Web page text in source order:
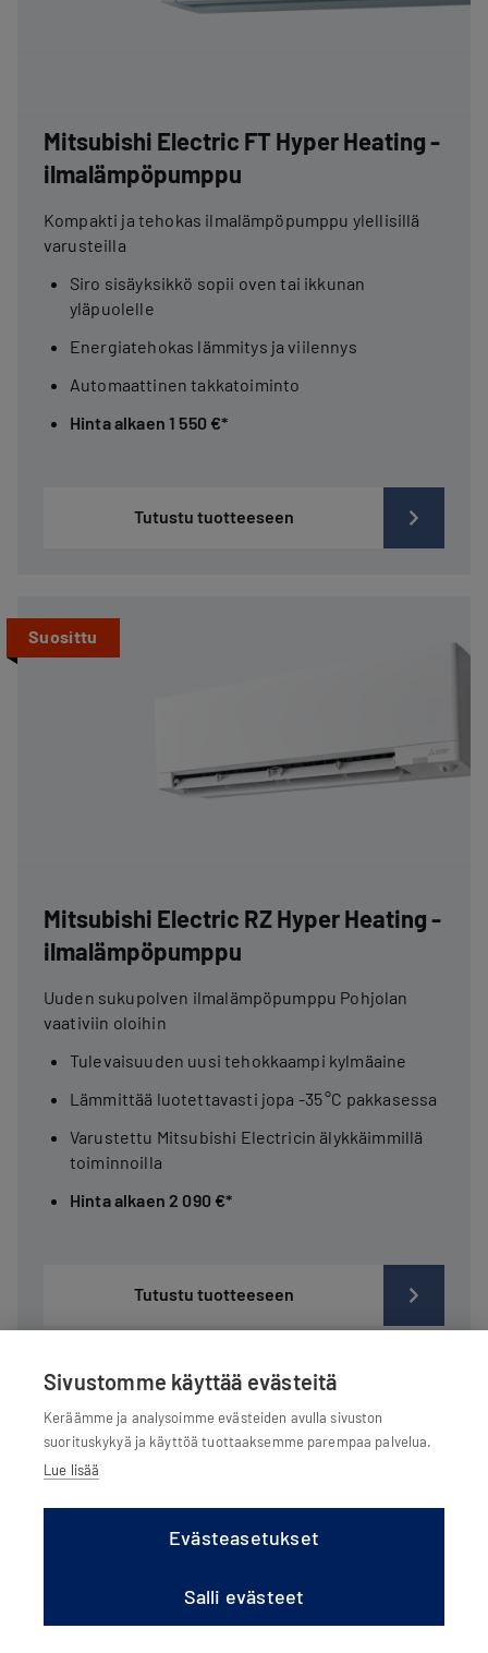
Mitsubishi Electric FT Hyper Heating -
ilmalämpöpumppu
Kompakti ja tehokas ilmalämpöpumppu ylellisillä
varusteilla
Siro sisäyksikkö sopii oven tai ikkunan
yläpuolelle
Energiatehokas lämmitys ja viilennys
Automaattinen takkatoiminto
Hinta alkaen 1 550 €*
Tutustu tuotteeseen
Suosittu
Mitsubishi Electric RZ Hyper Heating -
ilmalämpöpumppu
Uuden sukupolven ilmalämpöpumppu Pohjolan
vaativiin oloihin
Tulevaisuuden uusi tehokkaampi kylmäaine
Lämmittää luotettavasti jopa -35 °C pakkasessa
Varustettu Mitsubishi Electricin älykkäimmillä
toiminnoilla
Hinta alkaen 2 090 €*
Tutustu tuotteeseen
Sivustomme käyttää evästeitä
Keräämme ja analysoimme evästeiden avulla sivuston
suorituskykyä ja käyttöä tuottaaksemme parempaa palvelua.
Lue lisää
Evästeasetukset
Salli evästeet